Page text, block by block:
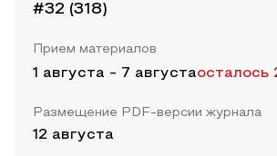
#32 (318)
Прием материалов
1 августа - 7 августаосталось
Размещение PDF-версии журнала
12 августа